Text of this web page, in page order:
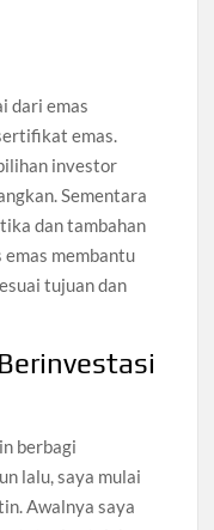
dari emas
emas.
investor
Sementara
dan tambahan
membantu
tujuan dan
berbagi
lalu, saya mulai
Awalnya saya